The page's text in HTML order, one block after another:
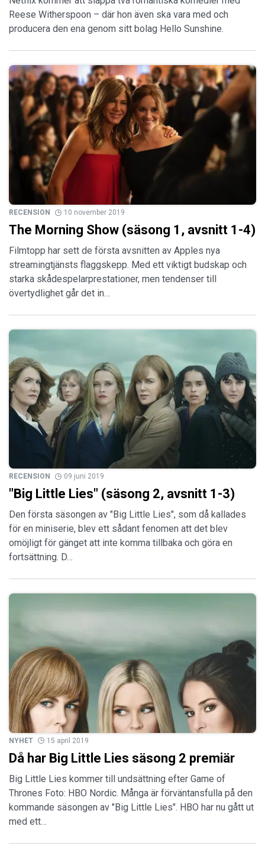
Reese Witherspoon – där hon även ska vara med och
producera den ena genom sitt bolag Hello Sunshine.
RECENSION 10 november 2019
The Morning Show (säsong 1, avsnitt 1-4)
Filmtopp har sett de första avsnitten av Apples nya
streamingtjänsts flaggskepp. Med ett viktigt budskap och
starka skådespelarprestationer, men tendenser till
övertydlighet går det in…
RECENSION 09 juni 2019
"Big Little Lies" (säsong 2, avsnitt 1-3)
Den första säsongen av "Big Little Lies", som då kallades
för en miniserie, blev ett sådant fenomen att det blev
omöjligt för gänget att inte komma tillbaka och göra en
fortsättning. D…
NYHET 15 april 2019
Då har Big Little Lies säsong 2 premiär
Big Little Lies kommer till undsättning efter Game of
Thrones Foto: HBO Nordic. Många är förväntansfulla på den
kommande säsongen av "Big Little Lies". HBO har nu gått ut
med ett…